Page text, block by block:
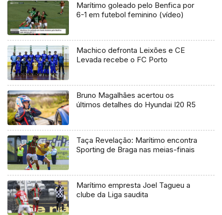
Marítimo goleado pelo Benfica por
6-1 em futebol feminino (vídeo)
Machico defronta Leixões e CE
Levada recebe o FC Porto
Bruno Magalhães acertou os
últimos detalhes do Hyundai I20 R5
Taça Revelação: Marítimo encontra
Sporting de Braga nas meias-finais
Marítimo empresta Joel Tagueu a
clube da Liga saudita